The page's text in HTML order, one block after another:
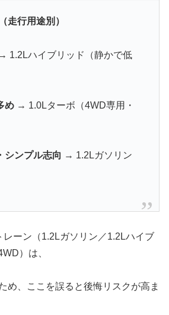
走行用途別）
1.2Lハイブリッド（静かで低
め→ 1.0Lターボ（4WD専用・
シンプル志向 → 1.2Lガソリン
レーン（1.2Lガソリン／1.2Lハイブ
）は、
め、ここを誤ると後悔リスクが高ま